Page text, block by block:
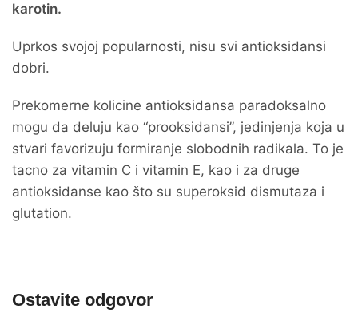
karotin.
Uprkos svojoj popularnosti, nisu svi antioksidansi
dobri.
Prekomerne kolicine antioksidansa paradoksalno
mogu da deluju kao “prooksidansi”, jedinjenja koja u
stvari favorizuju formiranje slobodnih radikala. To je
tacno za vitamin C i vitamin E, kao i za druge
antioksidanse kao što su superoksid dismutaza i
glutation.
Ostavite odgovor